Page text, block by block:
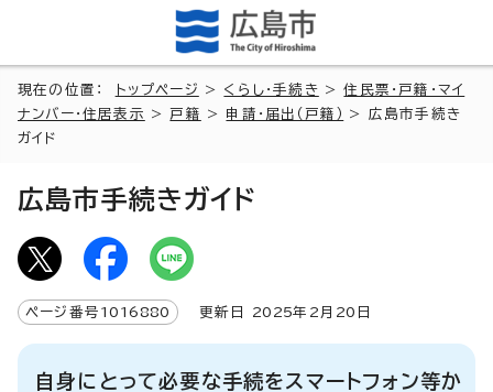
現在の位置： トップページ > くらし・手続き >住民票・戸籍・マイ
ナンバー・住居表示
>戸籍 > 申請・届出（戸籍）
> 広島市手続き
ガイド
広島市手続きガイド
ページ番号 1016880 更新日 2025年2月 20 日
自身にとって必要な手続をスマートフォン等か